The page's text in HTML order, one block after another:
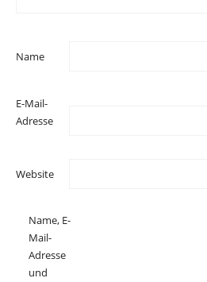
Name
E-Mail-
Adresse
Website
Name, E-
Mail-
Adresse
und